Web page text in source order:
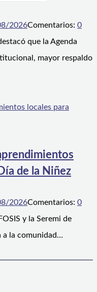
2026Comentarios: 0
que la Agenda
mayor respaldo
de la Niñez
2026Comentarios: 0
y la Seremi de
a la comunidad…